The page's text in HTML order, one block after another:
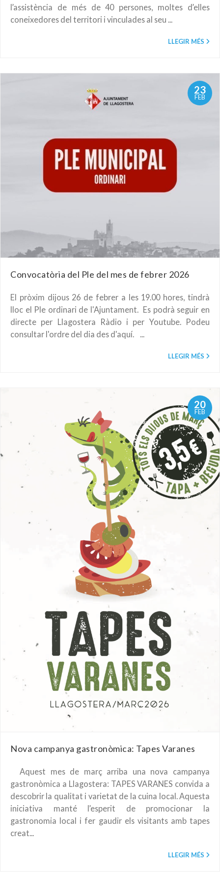
l’assistència de més de 40 persones, moltes d’elles
coneixedores del territori i vinculades al seu ...
LLEGIR MÉS
23
FEB
Convocatòria del Ple del mes de febrer 2026
El pròxim dijous 26 de febrer a les 19.00 hores, tindrà
lloc el Ple ordinari de l'Ajuntament. Es podrà seguir en
directe per Llagostera Ràdio i per Youtube. Podeu
consultar l'ordre del dia des d'aquí. ...
LLEGIR MÉS
20
FEB
Nova campanya gastronòmica: Tapes Varanes
Aquest mes de març arriba una nova campanya
gastronòmica a Llagostera: TAPES VARANES convida a
descobrir la qualitat i varietat de la cuina local. Aquesta
iniciativa manté l’esperit de promocionar la
gastronomia local i fer gaudir els visitants amb tapes
creat...
LLEGIR MÉS